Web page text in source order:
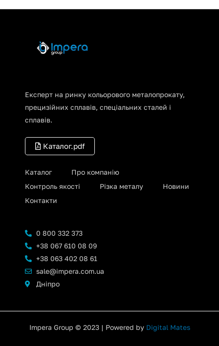
Експерт на ринку кольорового металопрокату,
прецизійних сплавів, спеціальних сталей і
сплавів.
Каталог.pdf
Каталог
Про компанію
Контроль якості
Різка металу
Новини
Контакти
0 800 332 373
+38 067 610 08 09
+38 063 402 08 61
sale@impera.com.ua
Дніпро
Impera Group © 2023 | Powered by Digital Mates